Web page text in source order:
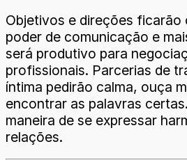
Objetivos e direções ficarão
poder de comunicação e
será produtivo para
profissionais. Parcerias de
íntima pedirão calma, ouça
encontrar as palavras
maneira de se expressar
relações.